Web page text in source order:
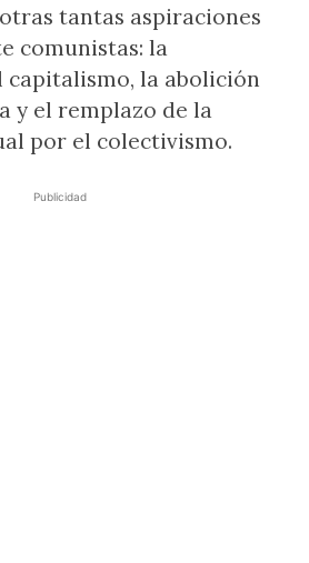
tantas aspiraciones
comunistas: la
la abolición
y el remplazo de la
por el colectivismo.
Publicidad